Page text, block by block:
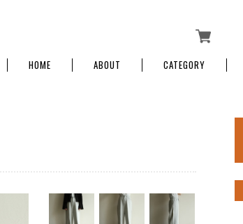
HOME ABOUT CATEGORY